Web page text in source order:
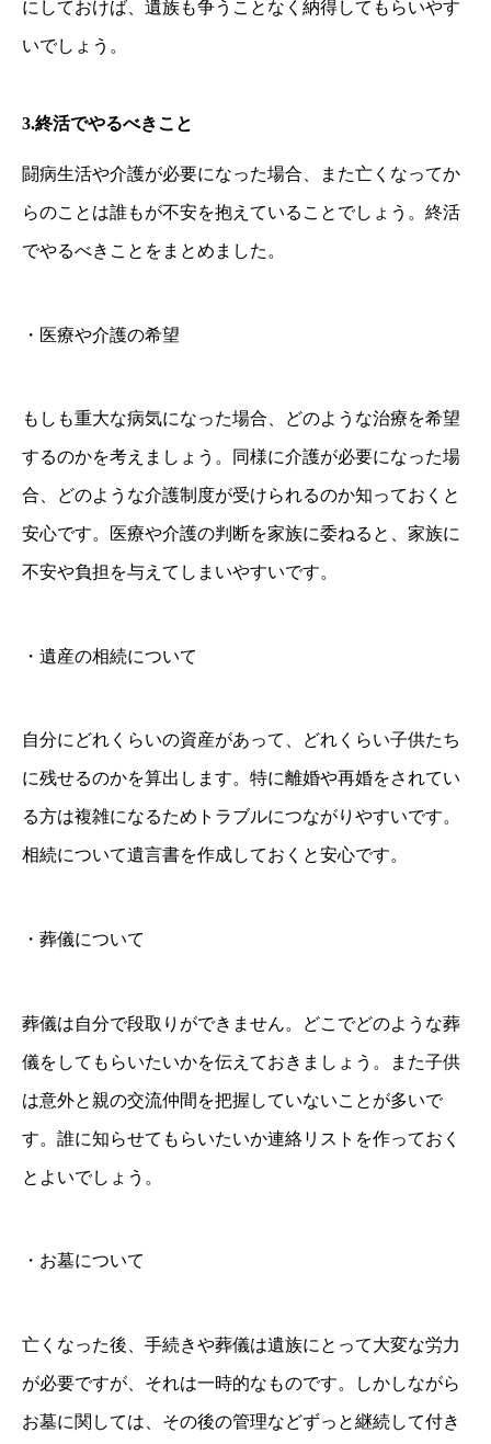
にしておけば、遺族も争うことなく納得してもらいやす
いでしょう。
3.終活でやるべきこと
闘病生活や介護が必要になった場合、また亡くなってか
らのことは誰もが不安を抱えていることでしょう。終活
でやるべきことをまとめました。
・医療や介護の希望
もしも重大な病気になった場合、どのような治療を希望
するのかを考えましょう。同様に介護が必要になった場
合、どのような介護制度が受けられるのか知っておくと
安心です。医療や介護の判断を家族に委ねると、家族に
不安や負担を与えてしまいやすいです。
・遺産の相続について
自分にどれくらいの資産があって、どれくらい子供たち
に残せるのかを算出します。特に離婚や再婚をされてい
る方は複雑になるためトラブルにつながりやすいです。
相続について遺言書を作成しておくと安心です。
・葬儀について
葬儀は自分で段取りができません。どこでどのような葬
儀をしてもらいたいかを伝えておきましょう。また子供
は意外と親の交流仲間を把握していないことが多いで
す。誰に知らせてもらいたいか連絡リストを作っておく
とよいでしょう。
・お墓について
亡くなった後、手続きや葬儀は遺族にとって大変な労力
が必要ですが、それは一時的なものです。しかしながら
お墓に関しては、その後の管理などずっと継続して付き